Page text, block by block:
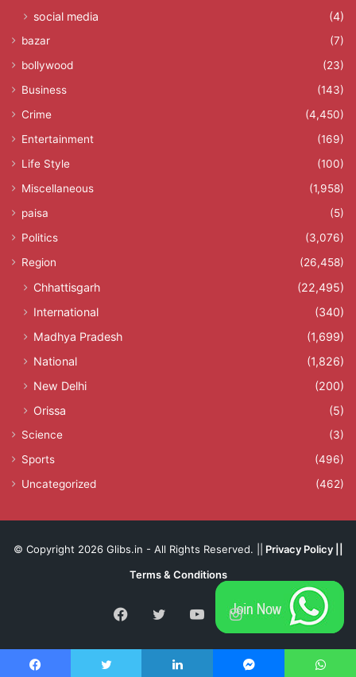
social media (4)
bazar
(7)
bollywood
(23)
Business
(143)
Crime
(4,450)
Entertainment
(169)
Life Style
(100)
Miscellaneous
(1,958)
paisa
(5)
Politics
(3,076)
Region
(26,458)
Chhattisgarh
(22,495)
International
(340)
Madhya Pradesh
(1,699)
National
(1,826)
New Delhi
(200)
Orissa
(5)
Science
(3)
Sports
(496)
Uncategorized
(462)
© Copyright 2026 Glibs.in - All Rights Reserved. || Privacy Policy||
Terms & Conditions
Facebook
TwitterYouTubeInstagram